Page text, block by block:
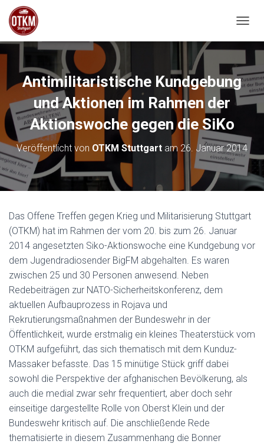
Antimilitaristische Kundgebung
und Aktionen im Rahmen der
Aktionswoche gegen die SiKo
Veröffentlicht von OTKM Stuttgart am 26. Januar 2014
Das Offene Treffen gegen Krieg und Militarisierung Stuttgart
(OTKM) hat im Rahmen der vom 20. bis zum 26. Januar
2014 angesetzten Siko-Aktionswoche eine Kundgebung vor
dem Jugendradiosender BigFM abgehalten. Es waren
zwischen 25 und 30 Personen anwesend. Neben
Redebeiträgen zur NATO-Sicherheitskonferenz, dem
aktuellen Aufbauprozess in Rojava und
Rekrutierungsmaßnahmen der Bundeswehr in der
Öffentlichkeit, wurde erstmalig ein kleines Theaterstück vom
OTKM aufgeführt, das sich thematisch mit dem Kunduz-
Massaker befasste. Das 15 minütige Stück griff dabei
sowohl die Perspektive der afghanischen Bevölkerung, als
auch die medial zwar sehr frequentiert, aber doch sehr
einseitige dargestellte Rolle von Oberst Klein und der
Bundeswehr kritisch auf. Die anschließende Rede
thematisierte in diesem Zusammenhang die Bonner